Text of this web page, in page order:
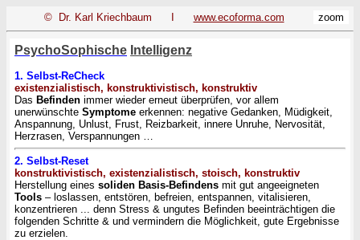
© Dr. Karl Kriechbaum I www.ecoforma.com zoom
PsychoSophische Intelligenz
1. Selbst-ReCheck
existenzialistisch, konstruktivistisch, konstruktiv
Das Befinden immer wieder erneut überprüfen, vor allem
unerwünschte Symptome erkennen: negative Gedanken, Müdigkeit,
Anspannung, Unlust, Frust, Reizbarkeit, innere Unruhe, Nervosität,
Herzrasen, Verspannungen …
2. Selbst-Reset
konstruktivistisch, existenzialistisch, stoisch, konstruktiv
Herstellung eines soliden Basis-Befindens mit gut angeeigneten
Tools – loslassen, entstören, befreien, entspannen, vitalisieren,
konzentrieren ... denn Stress & ungutes Befinden beeinträchtigen die
folgenden Schritte & und vermindern die Möglichkeit, gute Ergebnisse
zu erzielen.